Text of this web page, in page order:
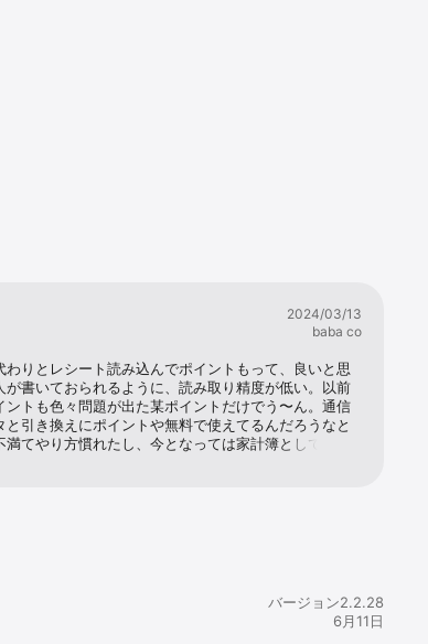
2024/03/13
baba co
わりとレシート読み込んでポイントもって、良いと思
が書いておられるように、読み取り精度が低い。以前
ントも色々問題が出た某ポイントだけでう〜ん。通信
と引き換えにポイントや無料で使えてるんだろうなと
てやり方慣れたし、今となっては家計簿としてこの
バージョン2.2.28
6月11日